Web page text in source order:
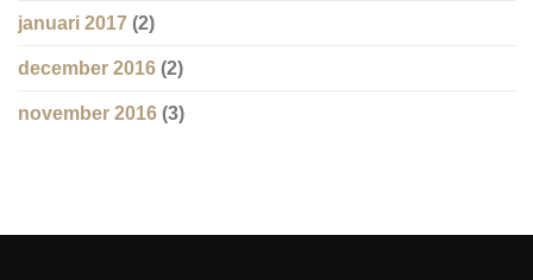
januari 2017 (2)
december 2016 (2)
november 2016 (3)